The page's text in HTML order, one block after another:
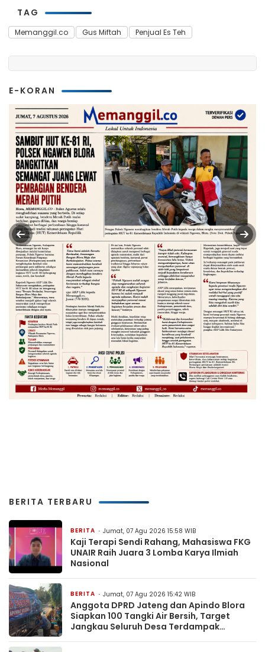
TAG
Memanggil.co Gus Miftah Penjual Es Teh
E-KORAN
BERITA TERBARU
BERITA Jumat, 07 Agu 2026 15:58 WIB
Kaji Terapi Sendi Rahang, Mahasiswa FKG
UNAIR Raih Juara 3 Lomba Karya Ilmiah
Nasional
BERITA Jumat, 07 Agu 2026 15:42 WIB
Anggota DPRD Jateng dan Apindo Blora
Siapkan 100 Tangki Air Bersih, Target
Jangkau Seluruh Desa Terdampak